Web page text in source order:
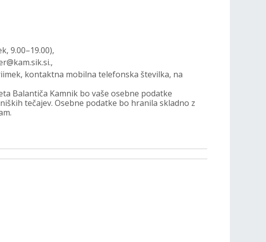
9.00–19.00),
kontaktna mobilna telefonska številka, na
Balantiča Kamnik bo vaše osebne podatke
tečajev. Osebne podatke bo hranila skladno z